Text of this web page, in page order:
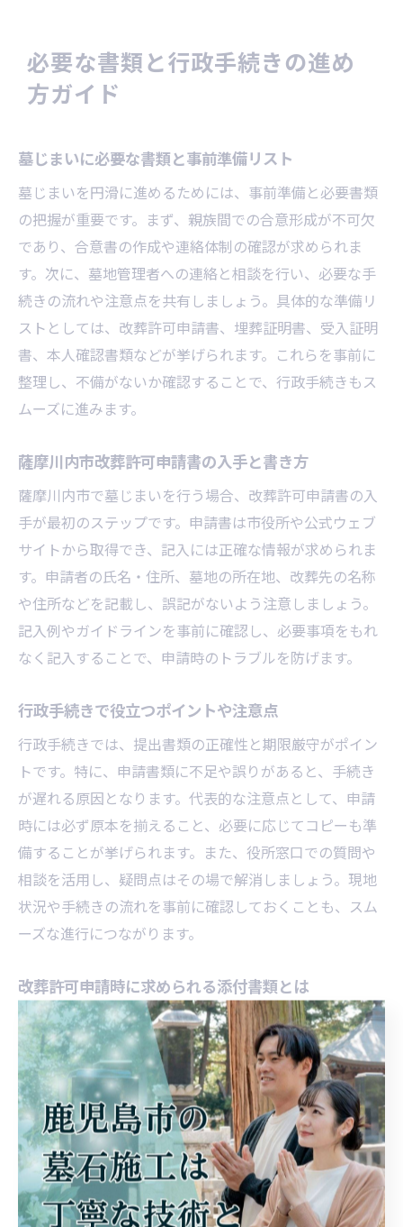
必要な書類と行政手続きの進め
方ガイド
墓じまいに必要な書類と事前準備リスト
墓じまいを円滑に進めるためには、事前準備と必要書類
の把握が重要です。まず、親族間での合意形成が不可欠
であり、合意書の作成や連絡体制の確認が求められま
す。次に、墓地管理者への連絡と相談を行い、必要な手
続きの流れや注意点を共有しましょう。具体的な準備リ
ストとしては、改葬許可申請書、埋葬証明書、受入証明
書、本人確認書類などが挙げられます。これらを事前に
整理し、不備がないか確認することで、行政手続きもス
ムーズに進みます。
薩摩川内市改葬許可申請書の入手と書き方
薩摩川内市で墓じまいを行う場合、改葬許可申請書の入
手が最初のステップです。申請書は市役所や公式ウェブ
サイトから取得でき、記入には正確な情報が求められま
す。申請者の氏名・住所、墓地の所在地、改葬先の名称
や住所などを記載し、誤記がないよう注意しましょう。
記入例やガイドラインを事前に確認し、必要事項をもれ
なく記入することで、申請時のトラブルを防げます。
行政手続きで役立つポイントや注意点
行政手続きでは、提出書類の正確性と期限厳守がポイン
トです。特に、申請書類に不足や誤りがあると、手続き
が遅れる原因となります。代表的な注意点として、申請
時には必ず原本を揃えること、必要に応じてコピーも準
備することが挙げられます。また、役所窓口での質問や
相談を活用し、疑問点はその場で解消しましょう。現地
状況や手続きの流れを事前に確認しておくことも、スム
ーズな進行につながります。
改葬許可申請時に求められる添付書類とは
改葬許可申請時には、いくつかの添付書類が必要です。
主なものは、現在の墓地管理者が発行する埋葬証明書、
新たな納骨先が発行する受入証明書、そして申請者の本
人確認書類です。これらは行政が改葬の正当性を確認す
るために不可欠です。あらかじめ各証明書の取得方法や
発行までの日数を確認し、余裕をもって準備しましょ
う。添付書類に不備がないかチェックリストを活用する
ことも有効です。